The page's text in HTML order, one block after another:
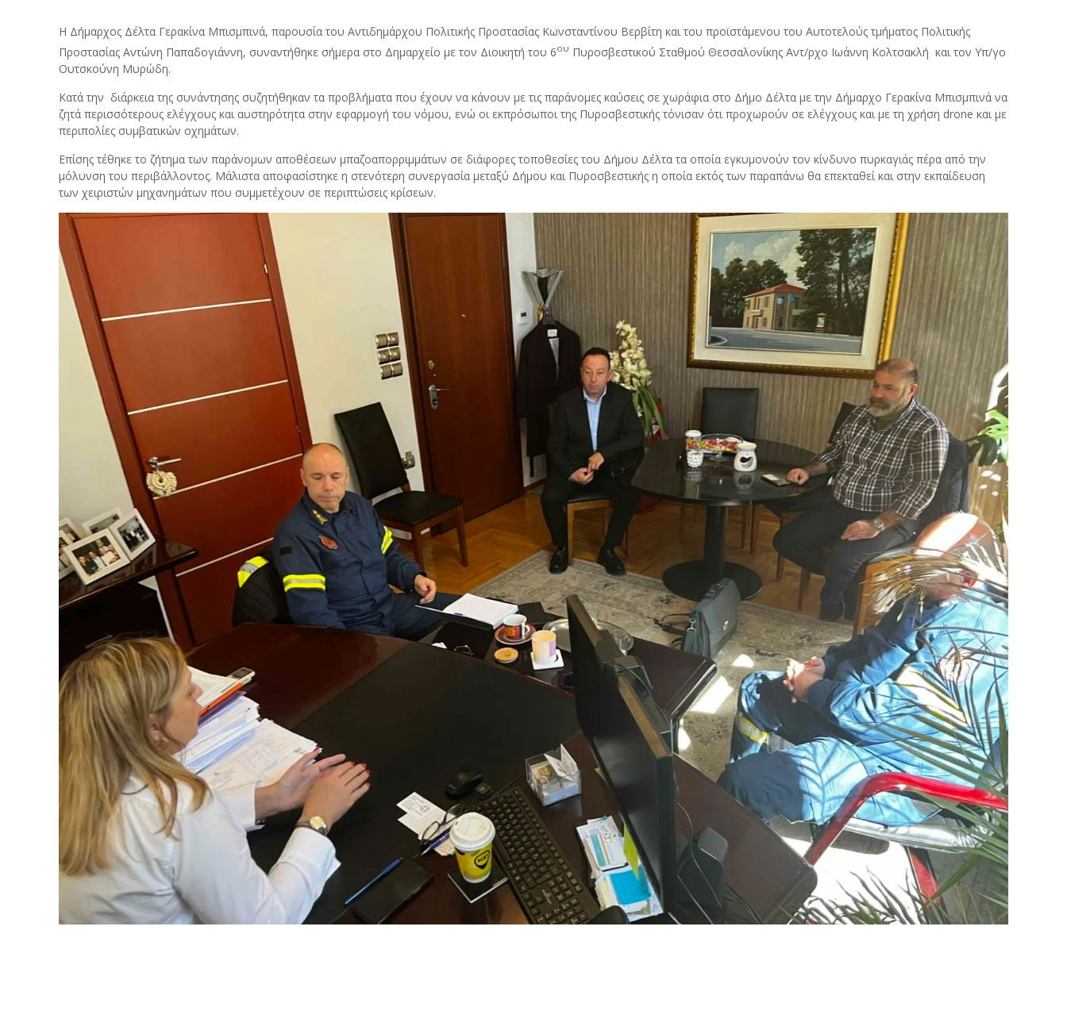
Η Δήμαρχος Δέλτα Γερακίνα Μπισμπινά, παρουσία του Αντιδημάρχου Πολιτικής Προστασίας Κωνσταντίνου Βερβίτη και του προϊστάμενου του Αυτοτελούς τμήματος Πολιτικής
Προστασίας Αντώνη Παπαδογιάννη, συναντήθηκε σήμερα στο Δημαρχείο με τον Διοικητή του 6ου Πυροσβεστικού Σταθμού Θεσσαλονίκης Αντ/ρχο Ιωάννη Κολτσακλή και τον Υπ/γο
Ουτσκούνη Μυρώδη.
Κατά την διάρκεια της συνάντησης συζητήθηκαν τα προβλήματα που έχουν να κάνουν με τις παράνομες καύσεις σε χωράφια στο Δήμο Δέλτα με την Δήμαρχο Γερακίνα Μπισμπινά να
ζητά περισσότερους ελέγχους και αυστηρότητα στην εφαρμογή του νόμου, ενώ οι εκπρόσωποι της Πυροσβεστικής τόνισαν ότι προχωρούν σε ελέγχους και με τη χρήση drone και με
περιπολίες συμβατικών οχημάτων.
Επίσης τέθηκε το ζήτημα των παράνομων αποθέσεων μπαζοαπορριμμάτων σε διάφορες τοποθεσίες του Δήμου Δέλτα τα οποία εγκυμονούν τον κίνδυνο πυρκαγιάς πέρα από την
μόλυνση του περιβάλλοντος. Μάλιστα αποφασίστηκε η στενότερη συνεργασία μεταξύ Δήμου και Πυροσβεστικής η οποία εκτός των παραπάνω θα επεκταθεί και στην εκπαίδευση
των χειριστών μηχανημάτων που συμμετέχουν σε περιπτώσεις κρίσεων.